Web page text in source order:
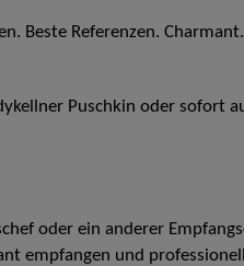
Beste Referenzen.
Puschkin oder sofort
oder ein anderer
empfangen und